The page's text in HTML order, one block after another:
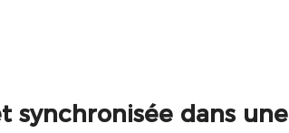
synchronisée dans une